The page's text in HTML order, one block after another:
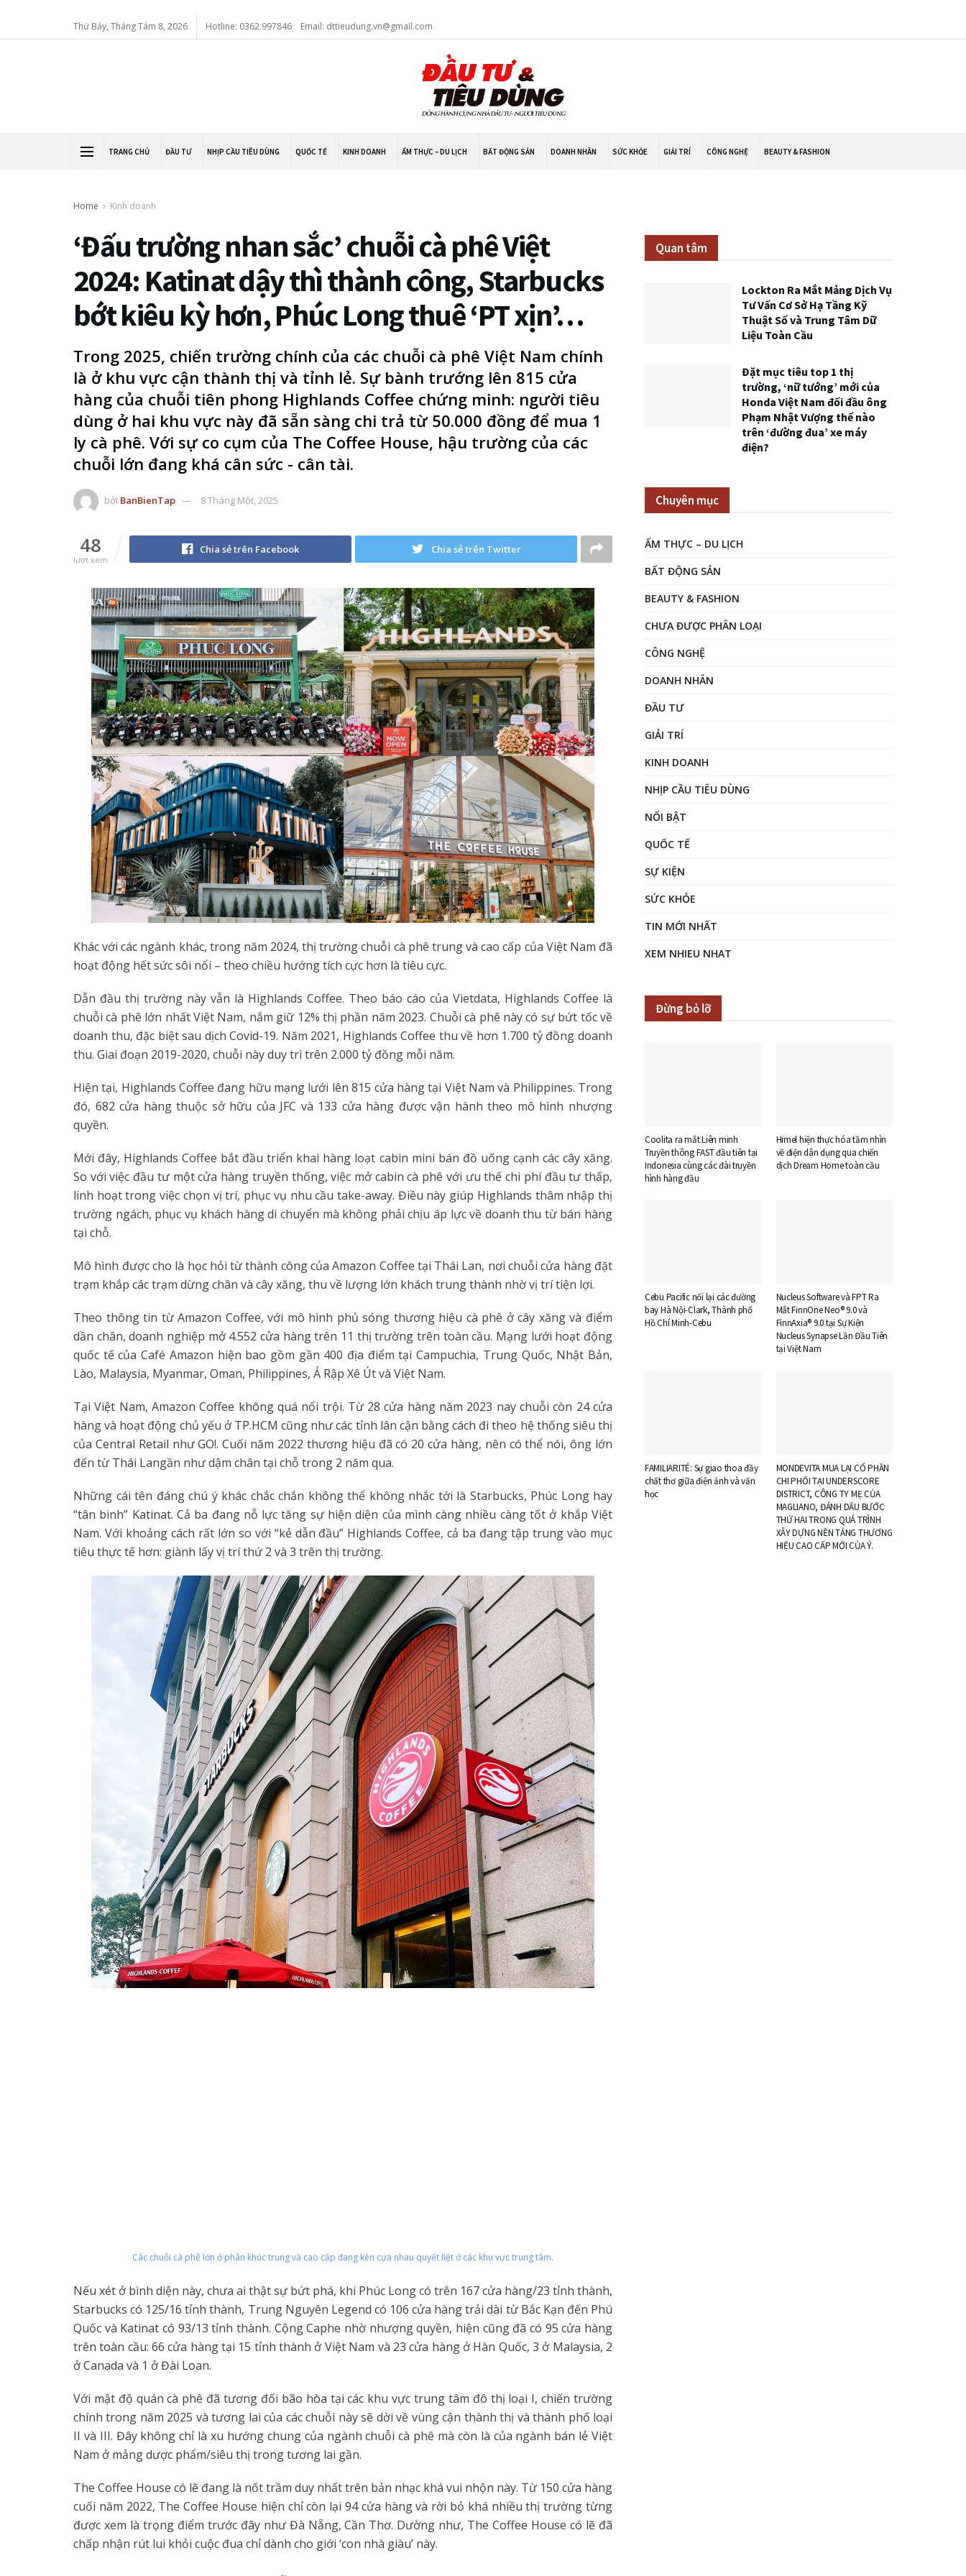
Thứ Bảy, Tháng Tám 8, 2026 Hotline: 0362.997846 Email: dttieudung.vn@gmail.com
TRANG CHỦ ĐẦU TƯ NHỊP CẦU TIÊU DÙNG QUỐC TẾ KINH DOANH ẨM THỰC – DU LỊCH BẤT ĐỘNG SẢN DOANH NHÂN SỨC KHỎE GIẢI TRÍ CÔNG NGHỆ BEAUTY & FASHION
Home Kinh doanh
‘Đấu trường nhan sắc’ chuỗi cà phê Việt
2024: Katinat dậy thì thành công, Starbucks
bớt kiêu kỳ hơn, Phúc Long thuê ‘PT xịn’…
Trong 2025, chiến trường chính của các chuỗi cà phê Việt Nam chính
là ở khu vực cận thành thị và tỉnh lẻ. Sự bành trướng lên 815 cửa
hàng của chuỗi tiên phong Highlands Coffee chứng minh: người tiêu
dùng ở hai khu vực này đã sẵn sàng chi trả từ 50.000 đồng để mua 1
ly cà phê. Với sự co cụm của The Coffee House, hậu trường của các
chuỗi lớn đang khá cân sức - cân tài.
bởi BanBienTap 8 Tháng Một, 2025
48
lượt xem
Chia sẻ trên Facebook Chia sẻ trên Twitter
Khác với các ngành khác, trong năm 2024, thị trường chuỗi cà phê trung và cao cấp của Việt Nam đã
hoạt động hết sức sôi nổi – theo chiều hướng tích cực hơn là tiêu cực.
Dẫn đầu thị trường này vẫn là Highlands Coffee. Theo báo cáo của Vietdata, Highlands Coffee là
chuỗi cà phê lớn nhất Việt Nam, nắm giữ 12% thị phần năm 2023. Chuỗi cà phê này có sự bứt tốc về
doanh thu, đặc biệt sau dịch Covid-19. Năm 2021, Highlands Coffee thu về hơn 1.700 tỷ đồng doanh
thu. Giai đoạn 2019-2020, chuỗi này duy trì trên 2.000 tỷ đồng mỗi năm.
Hiện tại, Highlands Coffee đang hữu mạng lưới lên 815 cửa hàng tại Việt Nam và Philippines. Trong
đó, 682 cửa hàng thuộc sở hữu của JFC và 133 cửa hàng được vận hành theo mô hình nhượng
quyền.
Mới đây, Highlands Coffee bắt đầu triển khai hàng loạt cabin mini bán đồ uống cạnh các cây xăng.
So với việc đầu tư một cửa hàng truyền thống, việc mở cabin cà phê với ưu thế chi phí đầu tư thấp,
linh hoạt trong việc chọn vị trí, phục vụ nhu cầu take-away. Điều này giúp Highlands thâm nhập thị
trường ngách, phục vụ khách hàng di chuyển mà không phải chịu áp lực về doanh thu từ bán hàng
tại chỗ.
Mô hình được cho là học hỏi từ thành công của Amazon Coffee tại Thái Lan, nơi chuỗi cửa hàng đặt
trạm khắp các trạm dừng chân và cây xăng, thu về lượng lớn khách trung thành nhờ vị trí tiện lợi.
Theo thông tin từ Amazon Coffee, với mô hình phủ sóng thương hiệu cà phê ở cây xăng và điểm
dần chân, doanh nghiệp mở 4.552 cửa hàng trên 11 thị trường trên toàn cầu. Mạng lưới hoạt động
quốc tế của Café Amazon hiện bao gồm gần 400 địa điểm tại Campuchia, Trung Quốc, Nhật Bản,
Lào, Malaysia, Myanmar, Oman, Philippines, Ả Rập Xê Út và Việt Nam.
Tại Việt Nam, Amazon Coffee không quá nổi trội. Từ 28 cửa hàng năm 2023 nay chuỗi còn 24 cửa
hàng và hoạt động chủ yếu ở TP.HCM cũng như các tỉnh lân cận bằng cách đi theo hệ thống siêu thị
của Central Retail như GO!. Cuối năm 2022 thương hiệu đã có 20 cửa hàng, nên có thể nói, ông lớn
đến từ Thái Langần như dậm chân tại chỗ trong 2 năm qua.
Những cái tên đáng chú ý khác chắc chắn không thể không nhắc tới là Starbucks, Phúc Long hay
“tân binh” Katinat. Cả ba đang nỗ lực tăng sự hiện diện của mình càng nhiều càng tốt ở khắp Việt
Nam. Với khoảng cách rất lớn so với “kẻ dẫn đầu” Highlands Coffee, cả ba đang tập trung vào mục
tiêu thực tế hơn: giành lấy vị trí thứ 2 và 3 trên thị trường.
Các chuỗi cà phê lớn ở phân khúc trung và cao cấp đang kèn cựa nhau quyết liệt ở các khu vực trung tâm.
Nếu xét ở bình diện này, chưa ai thật sự bứt phá, khi Phúc Long có trên 167 cửa hàng/23 tỉnh thành,
Starbucks có 125/16 tỉnh thành, Trung Nguyên Legend có 106 cửa hàng trải dài từ Bắc Kạn đến Phú
Quốc và Katinat có 93/13 tỉnh thành. Cộng Caphe nhờ nhượng quyền, hiện cũng đã có 95 cửa hàng
trên toàn cầu: 66 cửa hàng tại 15 tỉnh thành ở Việt Nam và 23 cửa hàng ở Hàn Quốc, 3 ở Malaysia, 2
ở Canada và 1 ở Đài Loan.
Với mật độ quán cà phê đã tương đối bão hòa tại các khu vực trung tâm đô thị loại I, chiến trường
chính trong năm 2025 và tương lai của các chuỗi này sẽ dời về vùng cận thành thị và thành phố loại
II và III. Đây không chỉ là xu hướng chung của ngành chuỗi cà phê mà còn là của ngành bán lẻ Việt
Nam ở mảng dược phẩm/siêu thị trong tương lai gần.
The Coffee House có lẽ đang là nốt trầm duy nhất trên bản nhạc khá vui nhộn này. Từ 150 cửa hàng
cuối năm 2022, The Coffee House hiện chỉ còn lại 94 cửa hàng và rời bỏ khá nhiều thị trường từng
được xem là trọng điểm trước đây như Đà Nẵng, Cần Thơ. Dường như, The Coffee House có lẽ đã
chấp nhận rút lui khỏi cuộc đua chỉ dành cho giới ‘con nhà giàu’ này.
Quan tâm
Lockton Ra Mắt Mảng Dịch Vụ
Tư Vấn Cơ Sở Hạ Tầng Kỹ
Thuật Số và Trung Tâm Dữ
Liệu Toàn Cầu
Đặt mục tiêu top 1 thị
trường, ‘nữ tướng’ mới của
Honda Việt Nam đối đầu ông
Phạm Nhật Vượng thế nào
trên ‘đường đua’ xe máy
điện?
Chuyên mục
ẨM THỰC – DU LỊCH
BẤT ĐỘNG SẢN
BEAUTY & FASHION
CHƯA ĐƯỢC PHÂN LOẠI
CÔNG NGHỆ
DOANH NHÂN
ĐẦU TƯ
GIẢI TRÍ
KINH DOANH
NHỊP CẦU TIÊU DÙNG
NỔI BẬT
QUỐC TẾ
SỰ KIỆN
SỨC KHỎE
TIN MỚI NHẤT
XEM NHIEU NHAT
Đừng bỏ lỡ
Coolita ra mắt Liên minh
Truyền thông FAST đầu tiên tại
Indonesia cùng các đài truyền
hình hàng đầu
Himel hiện thực hóa tầm nhìn
về điện dân dụng qua chiến
dịch Dream Home toàn cầu
Cebu Pacific nối lại các đường
bay Hà Nội-Clark, Thành phố
Hồ Chí Minh-Cebu
Nucleus Software và FPT Ra
Mắt FinnOne Neo® 9.0 và
FinnAxia® 9.0 tại Sự Kiện
Nucleus Synapse Lần Đầu Tiên
tại Việt Nam
FAMILIARITÉ: Sự giao thoa đầy
chất thơ giữa điện ảnh và văn
học
MONDEVITA MUA LẠI CỔ PHẦN
CHI PHỐI TẠI UNDERSCORE
DISTRICT, CÔNG TY MẸ CỦA
MAGLIANO, ĐÁNH DẤU BƯỚC
THỨ HAI TRONG QUÁ TRÌNH
XÂY DỰNG NỀN TẢNG THƯƠNG
HIỆU CAO CẤP MỚI CỦA Ý.